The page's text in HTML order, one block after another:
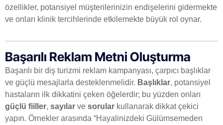
özellikler, potansiyel müşterilerinizin endişelerini gidermekte
ve onları klinik tercihlerinde etkilemekte büyük rol oynar.
Başarılı Reklam Metni Oluşturma
Başarılı bir diş turizmi reklam kampanyası, çarpıcı başlıklar
ve güçlü mesajlarla desteklenmelidir. Başlıklar, potansiyel
hastaların ilk dikkatini çeken öğelerdir; bu yüzden onları
güçlü fiiller, sayılar ve sorular kullanarak dikkat çekici
yapın. Örnekler arasında “Hayalinizdeki Gülümsemeden